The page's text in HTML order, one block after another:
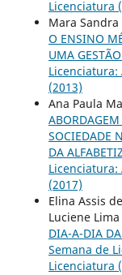
Licenciatura
Mara
O ENSINO
UMA
Licenciatura:
(2013)
Ana Paula
SOCIEDADE
DA
Licenciatura:
(2017)
Elina Assis
Luciene
DIA-A-DIA
Semana de
Licenciatura